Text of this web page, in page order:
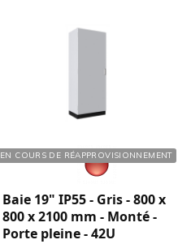
EN COURS DE RÉAPPROVISIONNEMENT
Réf. : 750423
Baie 19" IP55 - Gris - 800 x
800 x 2100 mm - Monté -
Porte pleine - 42U